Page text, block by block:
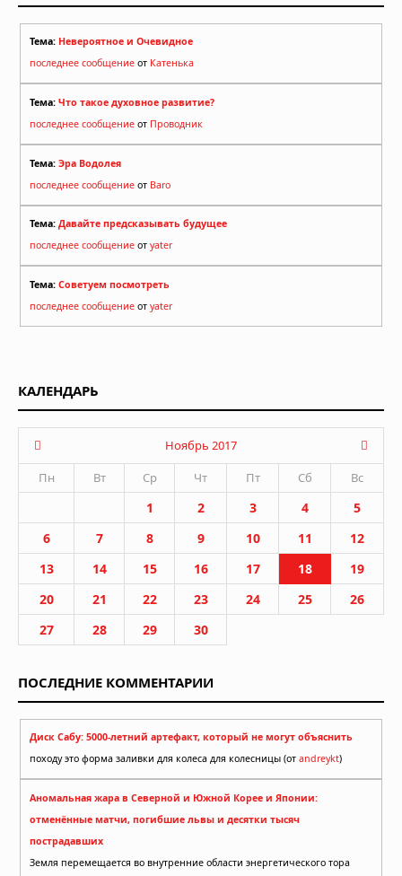
Тема: Невероятное и Очевидное
последнее сообщение от Катенька
Тема: Что такое духовное развитие?
последнее сообщение от Проводник
Тема: Эра Водолея
последнее сообщение от Baro
Тема: Давайте предсказывать будущее
последнее сообщение от yater
Тема: Советуем посмотреть
последнее сообщение от yater
КАЛЕНДАРЬ
Ноябрь 2017
Пн
Вт Ср Чт Пт Сб Вс
1 2 3 4
5
6
7 8 9 10 11
12
13
14 15 16 17 18
19
20
21 22 23 24 25
26
27
28 29 30
ПОСЛЕДНИЕ КОММЕНТАРИИ
Диск Сабу: 5000-летний артефакт, который не могут объяснить
походу это форма заливки для колеса для колесницы (от andreykt)
Аномальная жара в Северной и Южной Корее и Японии:
отменённые матчи, погибшие львы и десятки тысяч
пострадавших
Земля перемещается во внутренние области энергетического тора